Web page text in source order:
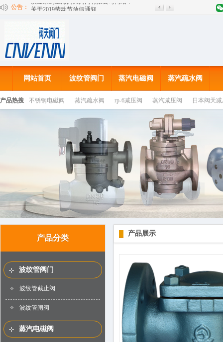
公告：
关于2019劳动节放假通知
网站首页 波纹管阀门 蒸汽电磁阀 蒸汽疏水阀
产品热搜 不锈钢电磁阀 蒸汽疏水阀 rp-6减压阀 蒸汽减压阀 日本阀天
产品分类
波纹管阀门
波纹管截止阀
波纹管闸阀
蒸汽电磁阀
产品展示